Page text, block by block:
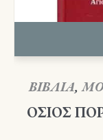
ΒΙΒΛΙΑ,
ΟΣΙΟΣ